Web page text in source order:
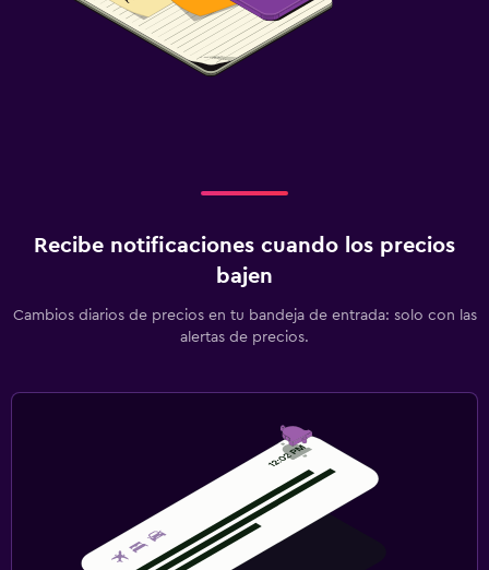
Recibe notificaciones cuando los precios
bajen
Cambios diarios de precios en tu bandeja de entrada: solo con las
alertas de precios.